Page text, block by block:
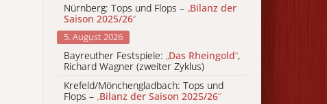
Nürnberg: Tops und Flops – „Bilanz der
Saison 2025/26“
5. August 2026
Bayreuther Festspiele: „Das Rheingold“,
Richard Wagner (zweiter Zyklus)
Krefeld/Mönchengladbach: Tops und
Flops – „Bilanz der Saison 2025/26“